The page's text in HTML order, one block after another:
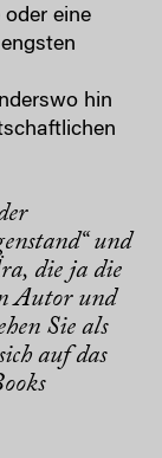
eine
hin
und
die ja die
Autor und
Sie als
auf das